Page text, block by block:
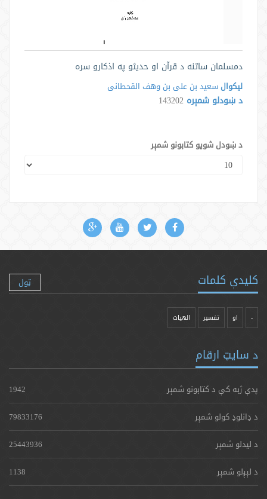
دمسلمان ساتنه د قرآن او حدیثو په اذکارو سره
لیکوالسعید بن علی بن وهف القحطانی
د ښودلو شمېره 143202
د ښودل شویو کتابونو شمېر
کلیدې کلمات ټول
- او تفسیر الهیات
د سایټ ارقام
پدې ژبه کې د کتابونو شمېر
1942
د ډانلوډ کولو شمېر
79833176
د لیدلو شمېر
25443936
د لېږلو شمېر
1138